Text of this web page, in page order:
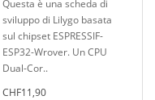
Questa è una scheda di
sviluppo di Lilygo basata
sul chipset ESPRESSIF-
ESP32-Wrover. Un CPU
Dual-Cor..
CHF11,90